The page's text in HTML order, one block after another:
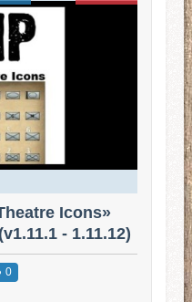
Icons»
- 1.11.12)
0